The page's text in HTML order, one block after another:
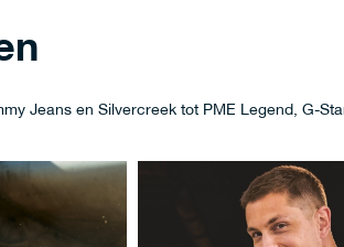
Jeans en Silvercreek tot PME Legend, G-